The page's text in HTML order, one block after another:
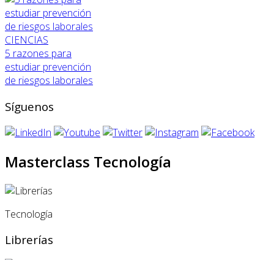
CIENCIAS
5 razones para
estudiar prevención
de riesgos laborales
Síguenos
Masterclass Tecnología
Tecnología
Librerías